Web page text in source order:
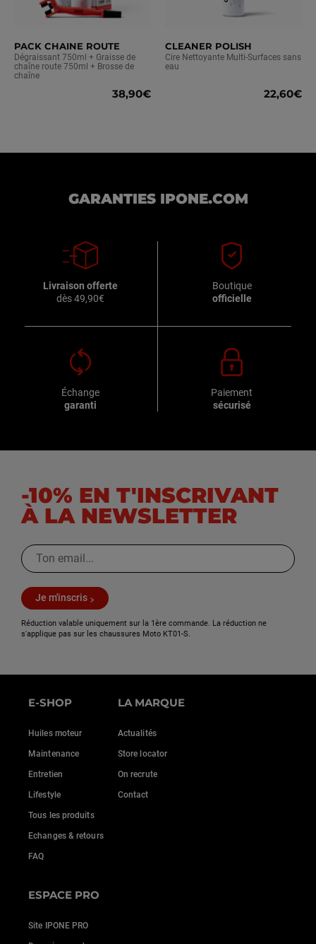
PACK CHAINE ROUTE
Dégraissant 750ml + Graisse de
chaîne route 750ml + Brosse de
chaîne
38,90€
CLEANER POLISH
Cire Nettoyante Multi-Surfaces sans
eau
22,60€
GARANTIES IPONE.COM
Livraison offerte
dès 49,90€
Boutique
officielle
Échange
garanti
Paiement
sécurisé
-10% EN T'INSCRIVANT
À LA NEWSLETTER
Je m'inscris
Réduction valable uniquement sur la 1ère commande. La réduction ne
s'applique pas sur les chaussures Moto KT01-S.
E-SHOP
Huiles moteur
Maintenance
Entretien
Lifestyle
Tous les produits
Echanges & retours
FAQ
LA MARQUE
Actualités
Store locator
On recrute
Contact
ESPACE PRO
Site IPONE PRO